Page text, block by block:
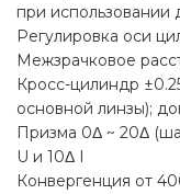
при использовании
Регулировка оси
Межзрачковое
Кросс-цилиндр
основной линзы);
Призма 0Δ ~ 20Δ
U и 10Δ I
Конвергенция от